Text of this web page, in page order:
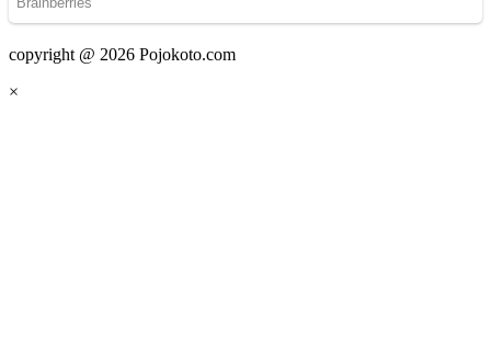
copyright @ 2026 Pojokoto.com
×